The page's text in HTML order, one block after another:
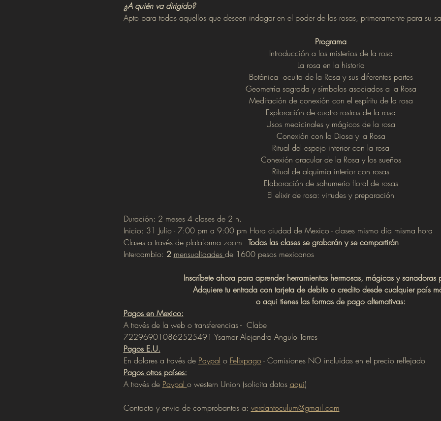
¿A quién va dirigido?
Apto para todos aquellos que deseen indagar en el poder de las rosas, primeramente para su
Programa
Introducción a los misterios de la rosa
La rosa en la historia
Botánica  oculta de la Rosa y sus diferentes partes
Geometría sagrada y símbolos asociados a la Rosa
Meditación de conexión con el espíritu de la rosa
Exploración de cuatro rostros de la rosa
Usos medicinales y mágicos de la rosa
Conexión con la Diosa y la Rosa
Ritual del espejo interior con la rosa
Conexión oracular de la Rosa y los sueños
Ritual de alquimia interior con rosas
Elaboración de sahumerio floral de rosas
El elixir de rosa: virtudes y preparación
Duración: 2 meses 4 clases de 2 h.
Inicio: 31 Julio - 7:00 pm a 9:00 pm Hora ciudad de Mexico - clases mismo dia misma hora
Clases a través de plataforma zoom - Todas las clases se grabarán y se compartirán
Intercambio: 2 mensualidades de 1600 pesos mexicanos
Inscríbete ahora para aprender herramientas hermosas, mágicas y sanadoras
Adquiere tu entrada con tarjeta de debito o credito desde cualquier país
o aqui tienes las formas de pago alternativas:
Pagos en Mexico:
A través de la web o transferencias -  Clabe
722969010862525491 Ysamar Alejandra Angulo Torres
Pagos E.U.
En dolares a través de Paypal o Felixpago - Comisiones NO incluidas en el precio reflejado
Pagos otros países:
A través de Paypal o western Union (solicita datos aqui)
Contacto y envio de comprobantes a: verdantoculum@gmail.com